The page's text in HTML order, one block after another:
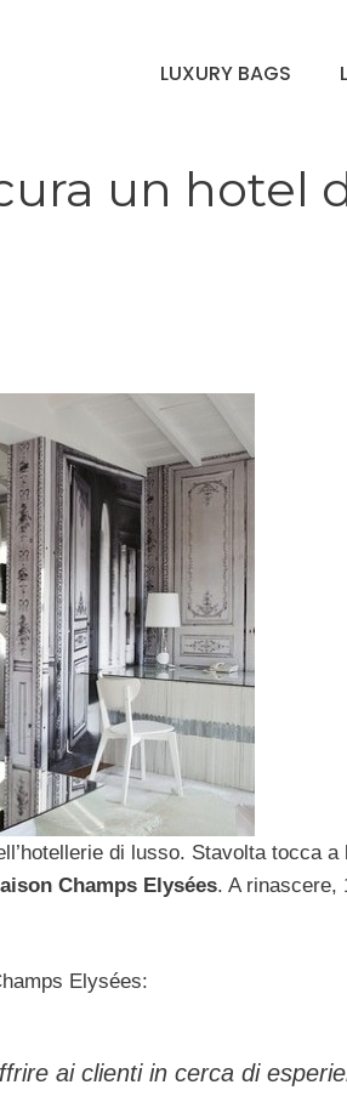
LUXURY BAGS
un hotel
di lusso. Stavolta tocca a
Champs Elysées. A rinascere,
Elysées:
ai clienti in cerca di